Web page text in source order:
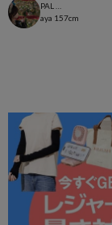
aya 157cm